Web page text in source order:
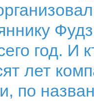
год. И
лет
по